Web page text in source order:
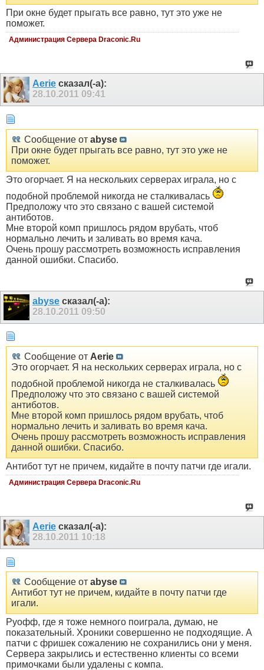
При окне будет прыгать все равно, тут это уже не
поможет.
Администрация Сервера Draconic.Ru
Aerie сказал(-а):
28.10.2011 09:41
Сообщение от abyse
При окне будет прыгать все равно, тут это уже не
поможет.
Это огорчает. Я на нескольких серверах играла, но с
подобной проблемой никогда не сталкивалась
Предположу что это связано с вашей системой
антиботов.
Мне второй комп пришлось рядом врубать, чтоб
нормально лечить и заливать во время кача.
Очень прошу рассмотреть возможность исправления
данной ошибки. Спасибо.
abyse сказал(-а):
28.10.2011 09:50
Сообщение от Aerie
Это огорчает. Я на нескольких серверах играла, но с
подобной проблемой никогда не сталкивалась
Предположу что это связано с вашей системой
антиботов.
Мне второй комп пришлось рядом врубать, чтоб
нормально лечить и заливать во время кача.
Очень прошу рассмотреть возможность исправления
данной ошибки. Спасибо.
Антибот тут не причем, кидайте в почту патчи где игали.
Администрация Сервера Draconic.Ru
Aerie сказал(-а):
28.10.2011 10:18
Сообщение от abyse
Антибот тут не причем, кидайте в почту патчи где
игали.
Руофф, где я тоже немного поиграла, думаю, не
показательный. Хроники совершенно не подходящие. А
патчи с фришек сожалению не сохранились они у меня.
Сервера закрылись и естественно клиенты со всеми
примочками были удалены с компа.